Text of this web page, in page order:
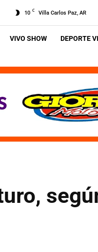
10 C Villa Carlos Paz, AR
VIVO SHOW DEPORTE